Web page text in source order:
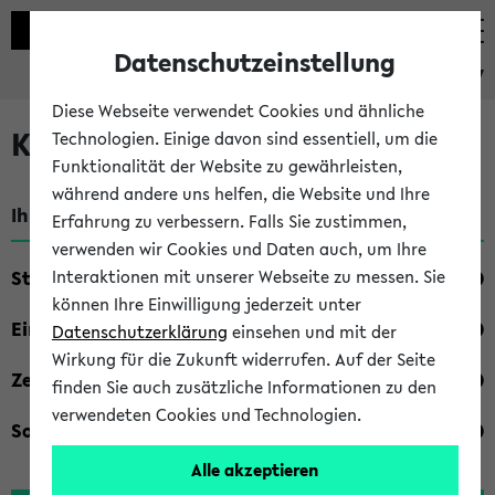
eKVV
Kombisuche im eKVV
Ihre Suchkriterien:
Studienfach
Einrichtung
Zeiten
Sonstiges
Datenschutzeinstellung
Diese Webseite verwendet Cookies und ähnliche
Technologien. Einige davon sind essentiell, um die
Funktionalität der Website zu gewährleisten,
während andere uns helfen, die Website und Ihre
Erfahrung zu verbessern. Falls Sie zustimmen,
verwenden wir Cookies und Daten auch, um Ihre
Interaktionen mit unserer Webseite zu messen. Sie
können Ihre Einwilligung jederzeit unter
Datenschutzerklärung einsehen und mit der
Wirkung für die Zukunft widerrufen. Auf der Seite
finden Sie auch zusätzliche Informationen zu den
verwendeten Cookies und Technologien.
Alle akzeptieren